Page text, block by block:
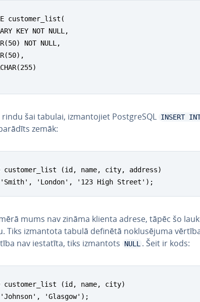
customer_list(
KEY NOT NULL,
NOT NULL,
šai tabulai, iz­man­to­jiet PostgreSQL INSERT
zemāk:
customer_list (id, name, city, address)
'Smith', 'London', '123 High Street');
mums nav zināma klienta adrese, tāpēc šo
Tiks izmantota tabulā definētā no­klu­sē­ju­ma
nav iestatīta, tiks izmantots
NULL . Šeit ir kods:
customer_list (id, name, city)
'Johnson', 'Glasgow');